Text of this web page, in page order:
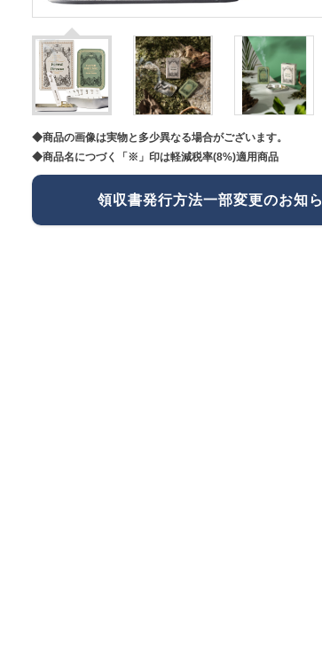
◆商品の画像は実物と多少異なる場合がございます。
◆商品名につづく「※」印は軽減税率(8%)適用商品
領収書発行方法一部変更のお知